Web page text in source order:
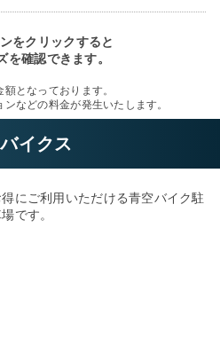
をクリックすると
を確認できます。
となっております。
などの料金が発生いたします。
バイクス
得にご利用いただける青空バイク駐
です。